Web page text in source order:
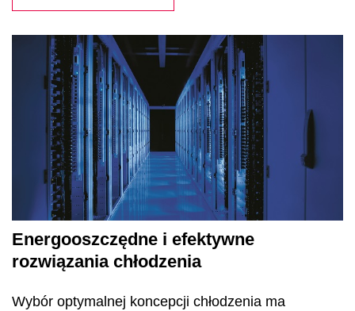
Energooszczędne i efektywne
rozwiązania chłodzenia
Wybór optymalnej koncepcji chłodzenia ma